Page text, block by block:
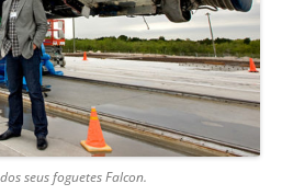
seus foguetes Falcon.